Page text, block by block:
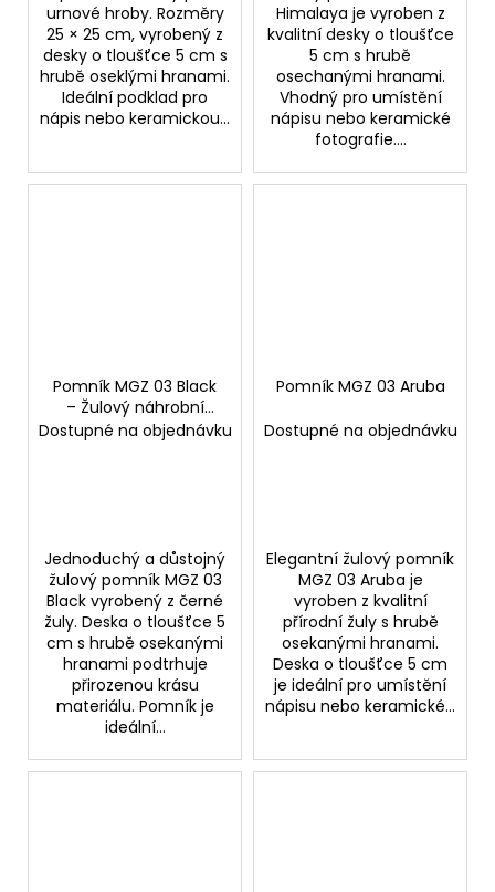
urnové hroby. Rozměry
25 × 25 cm, vyrobený z
desky o tloušťce 5 cm s
hrubě oseklými hranami.
Ideální podklad pro
nápis nebo keramickou...
Himalaya je vyroben z
kvalitní desky o tloušťce
5 cm s hrubě
osechanými hranami.
Vhodný pro umístění
nápisu nebo keramické
fotografie....
Pomník MGZ 03 Black
– Žulový náhrobní
pomník
Dostupné na objednávku
Jednoduchý a důstojný
žulový pomník MGZ 03
Black vyrobený z černé
žuly. Deska o tloušťce 5
cm s hrubě osekanými
hranami podtrhuje
přirozenou krásu
materiálu. Pomník je
ideální...
Pomník MGZ 03 Aruba
Dostupné na objednávku
Elegantní žulový pomník
MGZ 03 Aruba je
vyroben z kvalitní
přírodní žuly s hrubě
osekanými hranami.
Deska o tloušťce 5 cm
je ideální pro umístění
nápisu nebo keramické...